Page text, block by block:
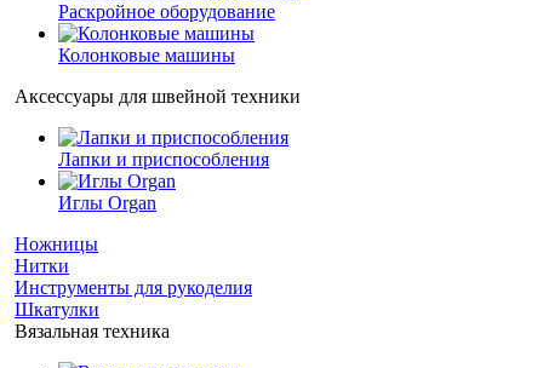
Раскройное оборудование
Колонковые машины
Аксессуары для швейной техники
Лапки и приспособления
Иглы Organ
Ножницы
Нитки
Инструменты для рукоделия
Шкатулки
Вязальная техника